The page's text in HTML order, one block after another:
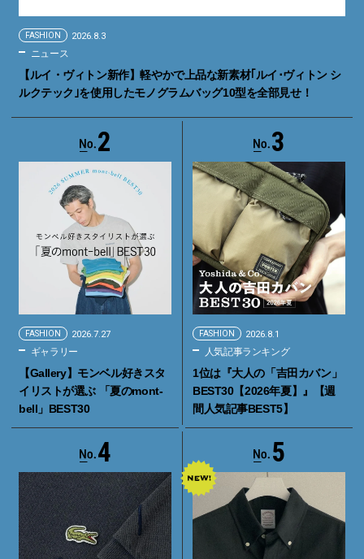
FASHION 2026.8.3
ニュース
【ルイ・ヴィトン新作】軽やかで上品な新素材｢ルイ･ヴィトン シ
ルクテック｣を使用したモノグラムバッグ10型を全部見せ！
2
FASHION 2026.7.27
ギャラリー
【Gallery】モンベル好きスタ
イリストが選ぶ 「夏のmont-
bell」BEST30
3
FASHION 2026.8.1
人気記事ランキング
1位は『大人の「吉田カバン」
BEST30【2026年夏】』【週
間人気記事BEST5】
4 5